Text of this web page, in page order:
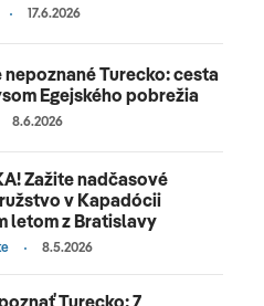
17.6.2026
Turecko: cesta
Egejského pobrežia
8.6.2026
Zažite nadčasové
v Kapadócii
letom z Bratislavy
8.5.2026
Turecko: 7